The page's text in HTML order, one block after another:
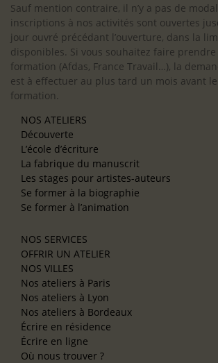
Sauf mention contraire, il n’y a pas de
inscriptions à nos activités sont ouvertes
jour ouvré précédant l’ouverture, dans la
disponibles. Si vous souhaitez faire
formation (Afdas, France Travail…), la
est à effectuer au plus tard un mois avant
formation.
NOS ATELIERS
Découverte
L’école d’écriture
La fabrique du manuscrit
Les stages pour artistes-auteurs
Se former à la biographie
Se former à l’animation
NOS SERVICES
OFFRIR UN ATELIER
NOS VILLES
Nos ateliers à Paris
Nos ateliers à Lyon
Nos ateliers à Bordeaux
Écrire en résidence
Écrire en ligne
Où nous trouver ?